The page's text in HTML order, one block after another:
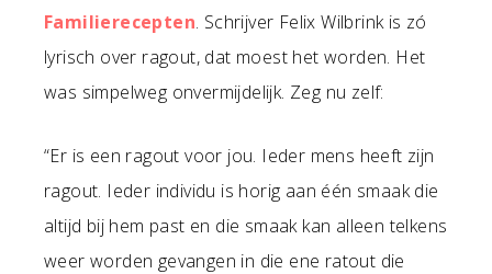
Familierecepten. Schrijver Felix Wilbrink is zó
lyrisch over ragout, dat moest het worden. Het
was simpelweg onvermijdelijk. Zeg nu zelf:
“Er is een ragout voor jou. Ieder mens heeft zijn
ragout. Ieder individu is horig aan één smaak die
altijd bij hem past en die smaak kan alleen telkens
weer worden gevangen in die ene ratout die